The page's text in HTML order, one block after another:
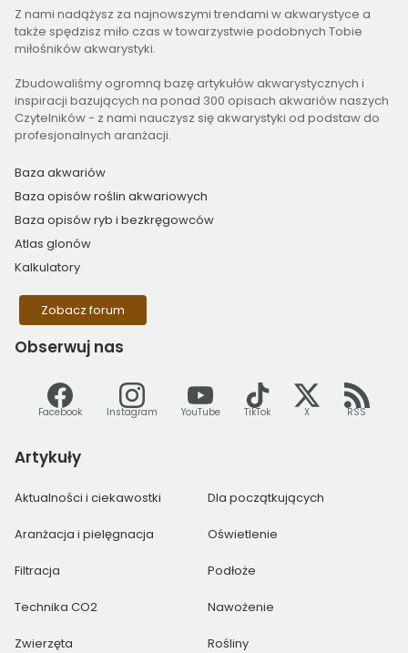
Z nami nadążysz za najnowszymi trendami w akwarystyce a
także spędzisz miło czas w towarzystwie podobnych Tobie
miłośników akwarystyki.
Zbudowaliśmy ogromną bazę artykułów akwarystycznych i
inspiracji bazujących na ponad 300 opisach akwariów naszych
Czytelników - z nami nauczysz się akwarystyki od podstaw do
profesjonalnych aranżacji.
Baza akwariów
Baza opisów roślin akwariowych
Baza opisów ryb i bezkręgowców
Atlas glonów
Kalkulatory
Zobacz forum
Obserwuj nas
Facebook Instagram YouTube TikTok X RSS
Artykuły
Aktualności i ciekawostki Dla początkujących
Aranżacja i pielęgnacja Oświetlenie
Filtracja Podłoże
Technika CO2 Nawożenie
Zwierzęta Rośliny